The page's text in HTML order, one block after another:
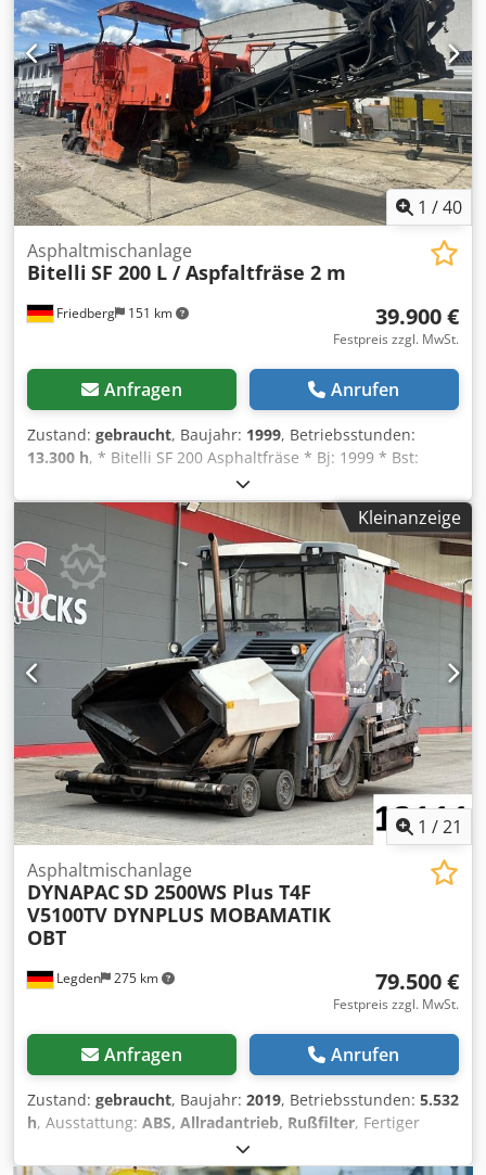
1 /40
Friedberg 151 km
Asphaltmischanlage
Bitelli SF 200 L / Aspfaltfräse 2 m
39.900 €
Festpreis zzgl. MwSt.
Anfragen Anrufen
Zustand: gebraucht, Baujahr: 1999, Betriebsstunden:
13.300 h, * Bitelli SF 200 Asphaltfräse * Bj: 1999 * Bst:
13.000 h * MB Motor * Fräsbreite: 2 m * hydr. Klappband *
Gewicht: 29.000 kg * mehr Bilder und Videos per
Whatsapp Dwjdpezm Epbofx Ac Uea * Angaben ohne
Gewähr und zwischenverkauf vorbehalten.
Kleinanzeige
1 /21
Legden 275 km
Asphaltmischanlage
DYNAPACSD 2500WS Plus T4F
V5100TV DYNPLUS MOBAMATIK
OBT
79.500 €
Festpreis zzgl. MwSt.
Anfragen Anrufen
Zustand: gebraucht, Baujahr: 2019, Betriebsstunden: 5.532
h, Ausstattung: ABS, Allradantrieb, Rußfilter, Fertiger
SD2500WS PLUS T4F* Wetterschuzdach * Klimaanlage *
Sitzheizung * Standheizung *